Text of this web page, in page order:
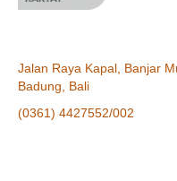
Jalan Raya Kapal, Banjar
Badung, Bali
(0361) 4427552/002